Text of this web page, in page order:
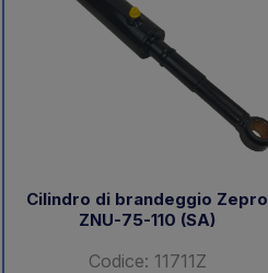
Centraline
Cilindro di brandeggio Zepro
ZNU-75-110 (SA)
Codice: 11711Z